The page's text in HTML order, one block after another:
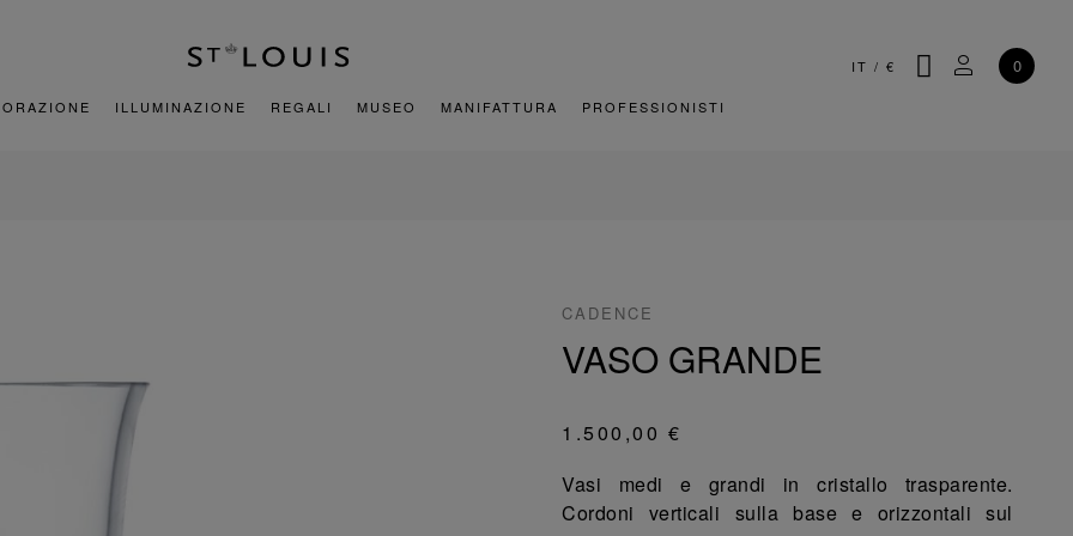
IT / € CERCAIL MIO
0
ILLUMINAZIONE REGALI MUSEO MANIFATTURA PROFESSIONISTI
CADENCE
VASO GRANDE
1.500,00 €
Vasi medi e grandi in cristallo trasparente.
Cordoni verticali sulla base e orizzontali sul